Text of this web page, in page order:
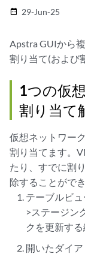
date_range 29-Jun-25
Apstra GUIから
割り当て(および
1つの仮
割り当て
仮想ネットワー
割り当てます。
たり、すでに割
除することができ
テーブルビ
>ステージン
クを更新す
開いたダイ